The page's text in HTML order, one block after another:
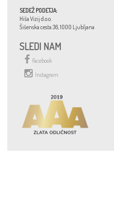
SEDEŽ PODETJA:
Hiša Vizij d.o.o.
Šišenska cesta 36, 1000 Ljubljana
SLEDI NAM
Facebook
Instagram